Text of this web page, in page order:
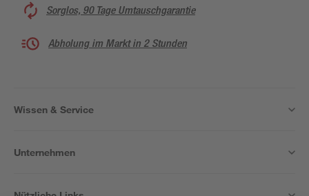
Sorglos, 90 Tage Umtauschgarantie
Abholung im Markt in 2 Stunden
Wissen & Service
Unternehmen